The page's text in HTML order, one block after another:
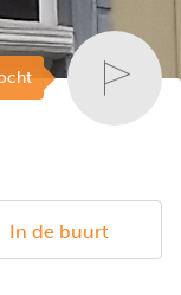
In de buurt